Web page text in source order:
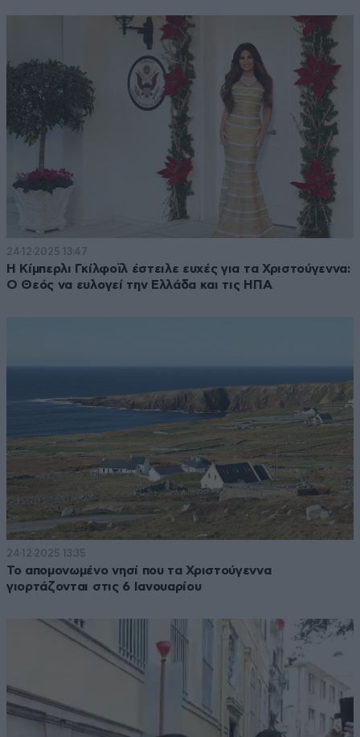
24·12·2025 13:47
Η Κίμπερλι Γκίλφοϊλ έστειλε ευχές για τα Χριστούγεννα:
Ο Θεός να ευλογεί την Ελλάδα και τις ΗΠΑ
24·12·2025 13:35
Το απομονωμένο νησί που τα Χριστούγεννα
γιορτάζονται στις 6 Ιανουαρίου